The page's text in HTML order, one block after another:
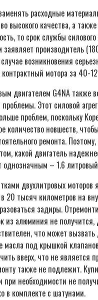
расходные
высокого качества, а
то срок службы силового
заявляет производитель
возникновения
мотора за 40-
двигателем G4NA также
Этот силовой
проблем, поскольку
количество новшеств,
ремонта.
какой двигатель
однозначным – 1.6
двухлитровых моторов
20 тысяч километров на
задиры.
из алюминия не получится,
что может
масла под крышкой
вверх, что не является
также не подлежит.
необходимости не
в комплекте с шатунами.